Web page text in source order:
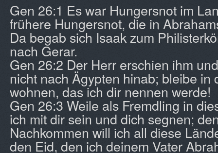
Gen 26:1 Es war Hungersnot im
frühere Hungersnot, die in
Da begab sich Isaak zum
nach Gerar.
Gen 26:2 Der Herr erschien ihm
nicht nach Ägypten hinab; bleibe in
wohnen, das ich dir nennen werde!
Gen 26:3 Weile als Fremdling in
ich mit dir sein und dich segnen;
Nachkommen will ich all diese
den Eid, den ich deinem Vater